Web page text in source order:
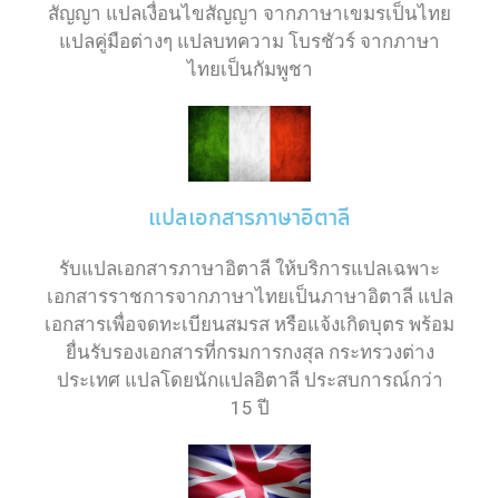
สัญญา แปลเงื่อนไขสัญญา จากภาษาเขมรเป็นไทย
แปลคู่มือต่างๆ แปลบทความ โบรชัวร์ จากภาษา
ไทยเป็นกัมพูชา
แปลเอกสารภาษาอิตาลี
รับแปลเอกสารภาษาอิตาลี ให้บริการแปลเฉพาะ
เอกสารราชการจากภาษาไทยเป็นภาษาอิตาลี แปล
เอกสารเพื่อจดทะเบียนสมรส หรือแจ้งเกิดบุตร พร้อม
ยื่นรับรองเอกสารที่กรมการกงสุล กระทรวงต่าง
ประเทศ แปลโดยนักแปลอิตาลี ประสบการณ์กว่า
15 ปี